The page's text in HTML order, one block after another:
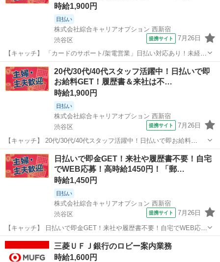
時給1,900円
日払い
株式会社綜合キャリアオプション 西新宿
渋谷区
提携サイト 7月26日
【キャッチ】 「カードのサポート/架電営業」日払い対応あり！未経験
でも始められる！WEB登録でOK！！40代まで幅広く活躍中！！ 【コ
メント】 ＼★☆大人気のオフィスワーク案件多数☆★／ 大人気のオフ
ィスワークのお仕事を...
東京 渋谷区 電話対応
20代/30代/40代スタッフ活躍中！日払いで即
お給料GET！履歴書＆来社は不…
時給1,900円
日払い
株式会社綜合キャリアオプション 西新宿
渋谷区
提携サイト 7月26日
【キャッチ】 20代/30代/40代スタッフ活躍中！日払いで即お給料
GET！履歴書＆来社は不要！自宅で完結WEB応募！高時給1900円！ク
レカ会員への入金案内！渋谷駅エリア 【コメント】 ＼★☆大人気のオ
フィスワーク案件多...
東京 渋谷区 電話対応
日払いで即金GET！来社や履歴書不要！自宅
でWEB応募！高時給1450円！「郵…
時給1,450円
日払い
株式会社綜合キャリアオプション 西新宿
渋谷区
提携サイト 7月26日
【キャッチ】 日払いで即金GET！来社や履歴書不要！自宅でWEB応
募！高時給1450円！「郵便物のデータ入力/問合せ対応」20代～40代の
スタッフさん中心に大活躍中！ 【コメント】 《未経験から就業可能な
オフィスワーク☆》...
東京 渋谷区 その他
三菱ＵＦＪ銀行のロビー案内業務
時給1,600円